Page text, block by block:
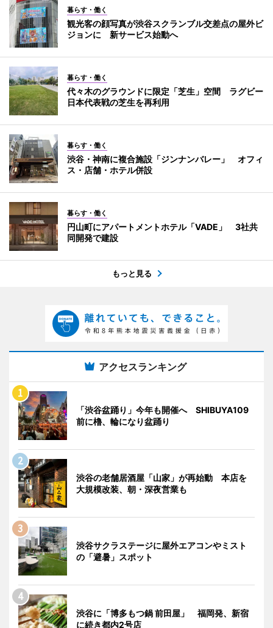
暮らす・働く
観光客の顔写真が渋谷スクランブル交差点の屋外ビ
ジョンに 新サービス始動へ
暮らす・働く
代々木のグラウンドに限定「芝生」空間 ラグビー
日本代表戦の芝生を再利用
暮らす・働く
渋谷・神南に複合施設「ジンナンバレー」 オフィ
ス・店舗・ホテル併設
暮らす・働く
円山町にアパートメントホテル「VADE」 3社共
同開発で建設
もっと見る
アクセスランキング
「渋谷盆踊り」今年も開催へ SHIBUYA109
前に櫓、輪になり盆踊り
渋谷の老舗居酒屋「山家」が再始動 本店を
大規模改装、朝・深夜営業も
渋谷サクラステージに屋外エアコンやミスト
の「避暑」スポット
渋谷に「博多もつ鍋 前田屋」 福岡発、新宿
に続き都内2号店